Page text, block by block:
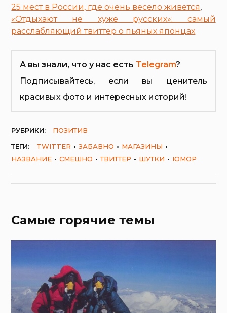
25 мест в России, где очень весело живется,
«Отдыхают не хуже русских»: самый
расслабляющий твиттер о пьяных японцах
А вы знали, что у нас есть Telegram?
Подписывайтесь, если вы ценитель
красивых фото и интересных историй!
РУБРИКИ:
ПОЗИТИВ
ТЕГИ:
TWITTER ЗАБАВНО
МАГАЗИНЫ
НАЗВАНИЕ
СМЕШНО ТВИТТЕР ШУТКИ ЮМОР
Самые горячие темы